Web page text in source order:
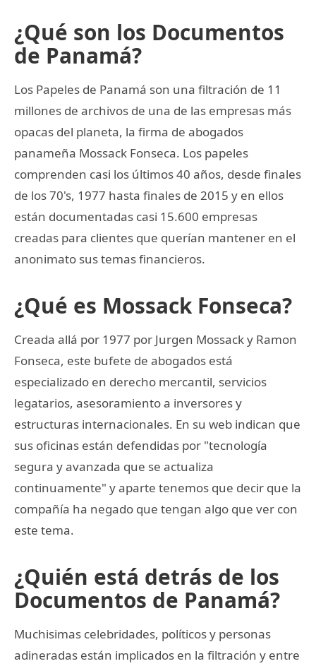
¿Qué son los Documentos
de Panamá?
Los Papeles de Panamá son una filtración de 11
millones de archivos de una de las empresas más
opacas del planeta, la firma de abogados
panameña Mossack Fonseca. Los papeles
comprenden casi los últimos 40 años, desde finales
de los 70's, 1977 hasta finales de 2015 y en ellos
están documentadas casi 15.600 empresas
creadas para clientes que querían mantener en el
anonimato sus temas financieros.
¿Qué es Mossack Fonseca?
Creada allá por 1977 por Jurgen Mossack y Ramon
Fonseca, este bufete de abogados está
especializado en derecho mercantil, servicios
legatarios, asesoramiento a inversores y
estructuras internacionales. En su web indican que
sus oficinas están defendidas por "tecnología
segura y avanzada que se actualiza
continuamente" y aparte tenemos que decir que la
compañía ha negado que tengan algo que ver con
este tema.
¿Quién está detrás de los
Documentos de Panamá?
Muchisimas celebridades, políticos y personas
adineradas están implicados en la filtración y entre